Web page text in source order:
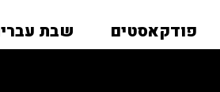
פודקאסטים שבת